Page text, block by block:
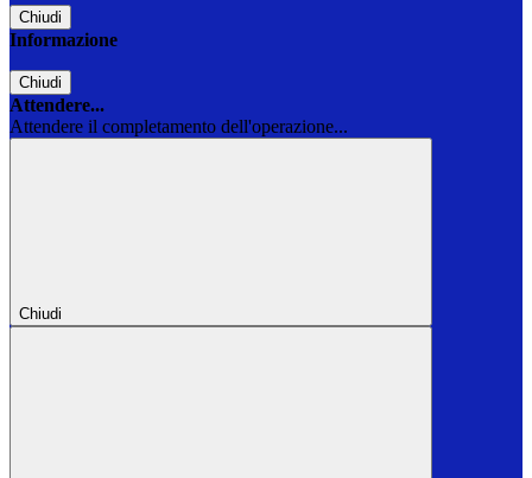
Chiudi
Informazione
Chiudi
Attendere...
Attendere il completamento dell'operazione...
Chiudi